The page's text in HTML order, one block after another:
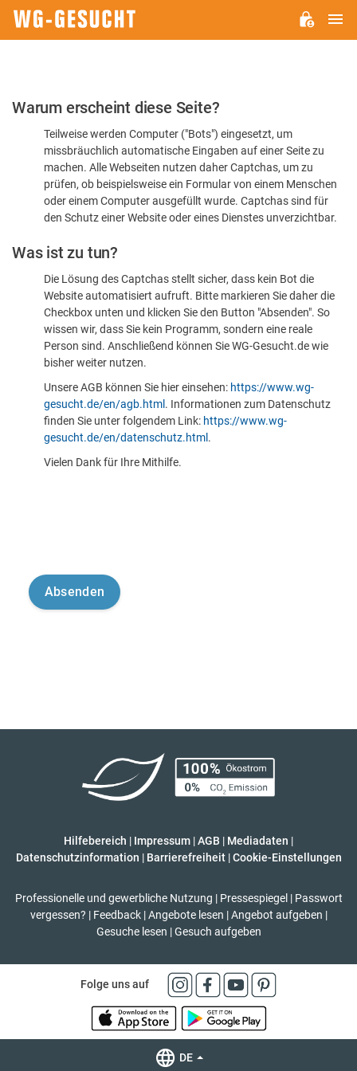
Bitte
dass
sind
Warum erscheint diese Seite?
Teilweise werden Computer ("Bots") eingesetzt, um
missbräuchlich automatische Eingaben auf einer Seite zu
machen. Alle Webseiten nutzen daher Captchas, um zu
prüfen, ob beispielsweise ein Formular von einem Menschen
oder einem Computer ausgefüllt wurde. Captchas sind für
den Schutz einer Website oder eines Dienstes unverzichtbar.
Was ist zu tun?
Die Lösung des Captchas stellt sicher, dass kein Bot die
Website automatisiert aufruft. Bitte markieren Sie daher die
Checkbox unten und klicken Sie den Button "Absenden". So
wissen wir, dass Sie kein Programm, sondern eine reale
Person sind. Anschließend können Sie WG-Gesucht.de wie
bisher weiter nutzen.
Unsere AGB können Sie hier einsehen: https://www.wg-
gesucht.de/en/agb.html . Informationen zum Datenschutz
finden Sie unter folgendem Link: https://www.wg-
gesucht.de/en/datenschutz.html .
Vielen Dank für Ihre Mithilfe.
Hilfebereich | Impressum |AGB | Mediadaten |
Datenschutzinformation | Barrierefreiheit | Cookie-Einstellungen
Professionelle und gewerbliche Nutzung | Pressespiegel | Passwort
vergessen? | Feedback | Angebote lesen | Angebot aufgeben |
Gesuche lesen | Gesuch aufgeben
Folge uns auf
DE